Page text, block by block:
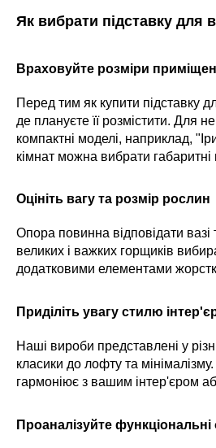
Як вибрати підставку для
Враховуйте розміри
Перед тим як купити підставку
де плануєте її розмістити. Для
компактні моделі, наприклад,
кімнат можна вибрати габаритні
Оцініть вагу та розмір рослин
Опора повинна відповідати
великих і важких горщиків
додатковими елементами
Приділіть увагу стилю
Наші вироби представлені у
класики до лофту та
гармоніює з вашим інтер'єром
Проаналізуйте функціональні